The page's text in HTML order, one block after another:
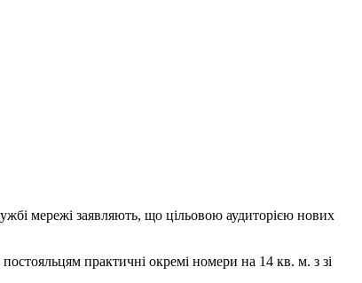
мeрeжі заявляють, що цільовою аудиторією нових
постояльцям практичні окремі номери на 14 кв. м. з зі